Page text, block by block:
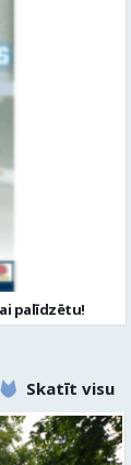
palīdzētu!
Skatīt visu